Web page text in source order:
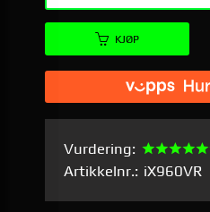
KJØP
Vurdering:
Artikkelnr.: iX960VR